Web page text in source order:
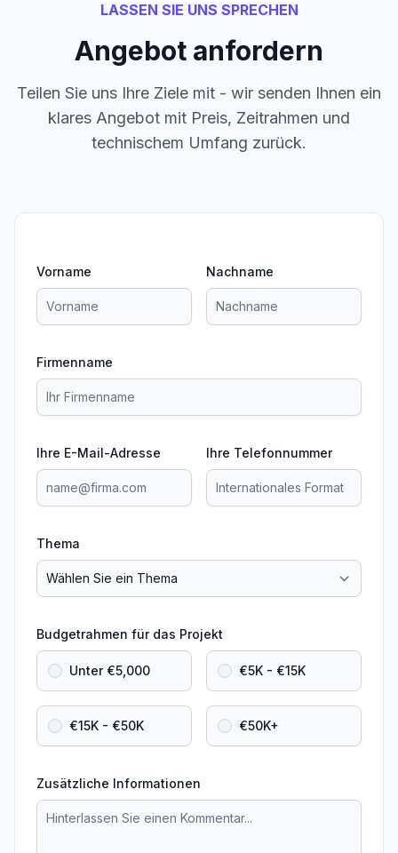
LASSEN SIE UNS SPRECHEN
Angebot anfordern
Teilen Sie uns Ihre Ziele mit - wir senden Ihnen ein
klares Angebot mit Preis, Zeitrahmen und
technischem Umfang zurück.
Vorname Nachname
Firmenname
Ihre E-Mail-Adresse Ihre Telefonnummer
Thema
Budgetrahmen für das Projekt
Unter €5,000 €5K - €15K
€15K - €50K €50K+
Zusätzliche Informationen